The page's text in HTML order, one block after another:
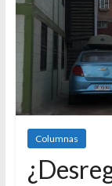
Columnas